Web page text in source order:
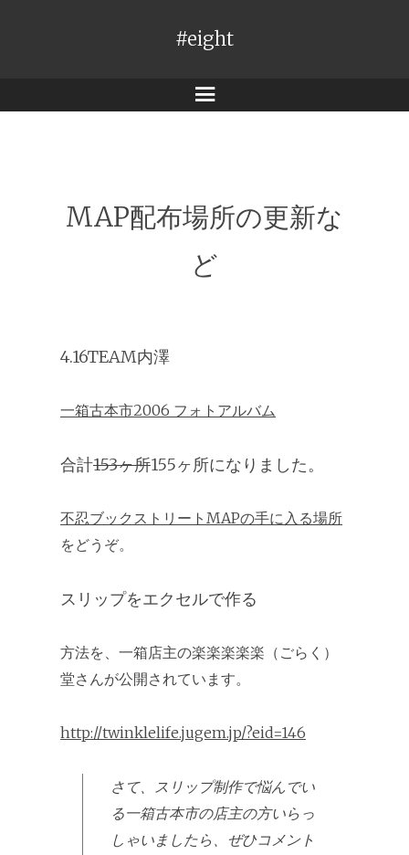
#eight
メ
MAP配布場所の更新な
ど
4.16TEAM内澤
一箱古本市2006 フォトアルバム
合計153ヶ所155ヶ所になりました。
不忍ブックストリートMAPの手に入る場所
をどうぞ。
スリップをエクセルで作る
方法を、一箱店主の楽楽楽楽楽（ごらく）
堂さんが公開されています。
http://twinklelife.jugem.jp/?eid=146
さて、スリップ制作で悩んでい
る一箱古本市の店主の方いらっ
しゃいましたら、ぜひコメント